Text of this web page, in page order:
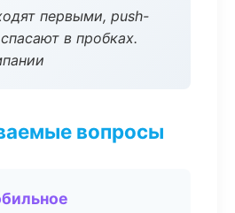
первыми, push-
в пробках.
вопросы